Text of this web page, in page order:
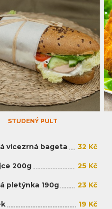
STUDENÝ PULT
vícezrná bageta 32 Kč
200g 25 Kč
pletýnka 190g 23 Kč
19 Kč